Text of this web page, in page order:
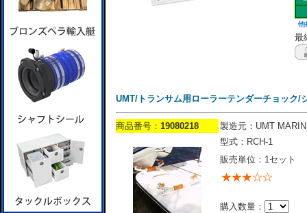
最
UMT/トランサム用ローラーテンダーチョック/
商品番号： 19080218
製造元：UMT
型式：RCH-1
販売単位：1セット
購入数量：